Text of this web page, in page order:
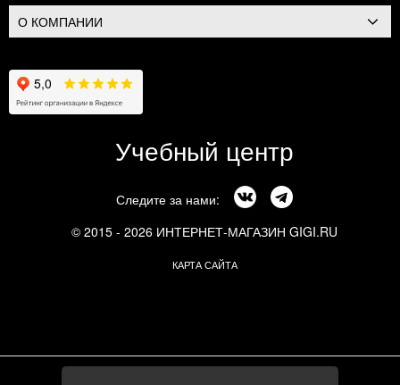
О КОМПАНИИ
Учебный центр
Следите за нами:
© 2015 - 2026 ИНТЕРНЕТ-МАГАЗИН GIGI.RU
КАРТА САЙТА